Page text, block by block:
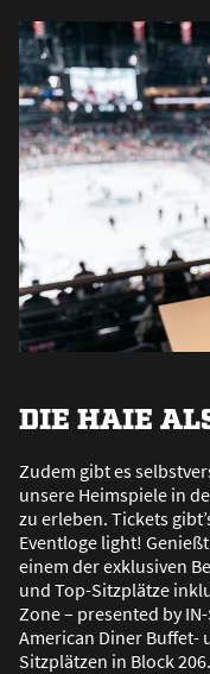
DIE HAIE
Zudem gibt es
unsere Heimspiele in
zu erleben. Tickets
Eventloge light! Genieß
einem der exklusiven
und Top-Sitzplätze
Zone – presented by
American Diner Buffet-
Sitzplätzen in Block 206.